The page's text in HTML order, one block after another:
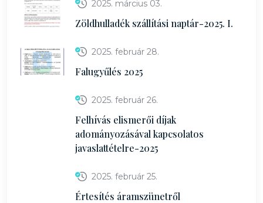
2025. március 03.
Zöldhulladék szállítási naptár-2025. I.
2025. február 28.
Falugyűlés 2025
2025. február 26.
Felhívás elismerői díjak
adományozásával kapcsolatos
javaslattételre-2025
2025. február 25.
Értesítés áramszünetről